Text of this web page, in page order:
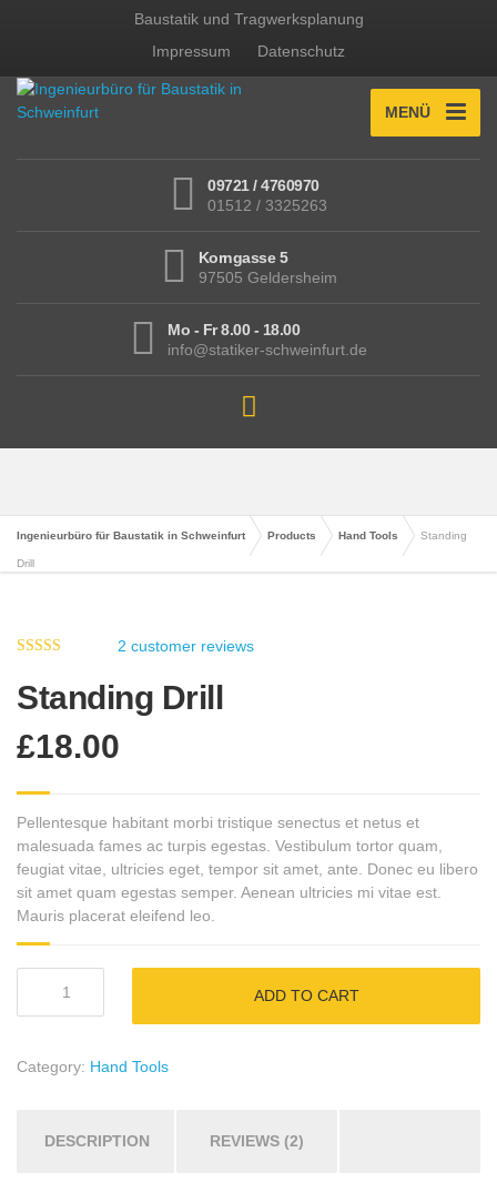
Baustatik und Tragwerksplanung
Impressum
Datenschutz
MENÜ
09721 / 4760970
01512 / 3325263
Korngasse 5
97505 Geldersheim
Mo - Fr 8.00 - 18.00
info@statiker-schweinfurt.de
Ingenieurbüro für Baustatik in Schweinfurt Products Hand Tools Standing
Drill
2 customer reviews
Standing Drill
£18.00
Pellentesque habitant morbi tristique senectus et netus et
malesuada fames ac turpis egestas. Vestibulum tortor quam,
feugiat vitae, ultricies eget, tempor sit amet, ante. Donec eu libero
sit amet quam egestas semper. Aenean ultricies mi vitae est.
Mauris placerat eleifend leo.
ADD TO CART
Category: Hand Tools
DESCRIPTION REVIEWS (2)